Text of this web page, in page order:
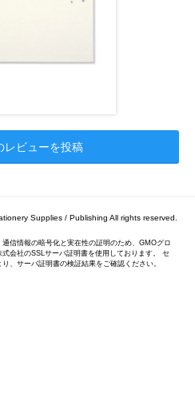
レビューを投稿
Supplies / Publishing All rights reserved.
通信情報の暗号化と実在性の証明のため、GMOグロ
式会社のSSLサーバ証明書を使用しております。 セ
り、サーバ証明書の検証結果をご確認ください。